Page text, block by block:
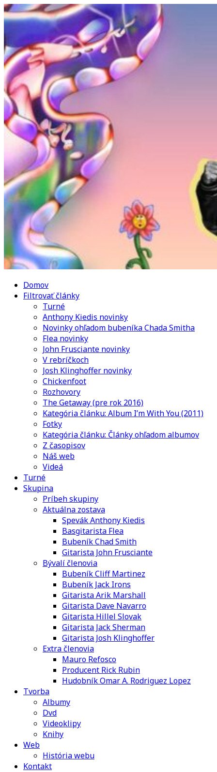
Domov
Filtrovať články
Turné
Anthony Kiedis novinky
Novinky ohľadom bubeníka Chada Smitha
Flea novinky
John Frusciante novinky
V rebríčkoch
Josh Klinghoffer novinky
Chickenfoot
Rozhovory
The Getaway (pre rok 2016)
Kategória článku: Album I’m With You (2011)
Fotky
Kategória článku: Články ohľadom albumov
Z časopisov
Náš web
Videá
Turné
Skupina
Príbeh skupiny
Aktuálna zostava
Spevák Anthony Kiedis
Basgitarista Flea
Bubeník Chad Smith
Gitarista John Frusciante
Bývalí členovia
Bubeník Cliff Martinez
Bubeník Jack Irons
Gitarista Arik Marshall
Gitarista Dave Navarro
Gitarista Hillel Slovak
Gitarista Jack Sherman
Gitarista Josh Klinghoffer
Extra členovia
Mauro Refosco
Producent Rick Rubin
Hudobník Omar A. Rodriguez Lopez
Tvorba
Albumy
Dvd
Videoklipy
Knihy
Web
História webu
Kontakt